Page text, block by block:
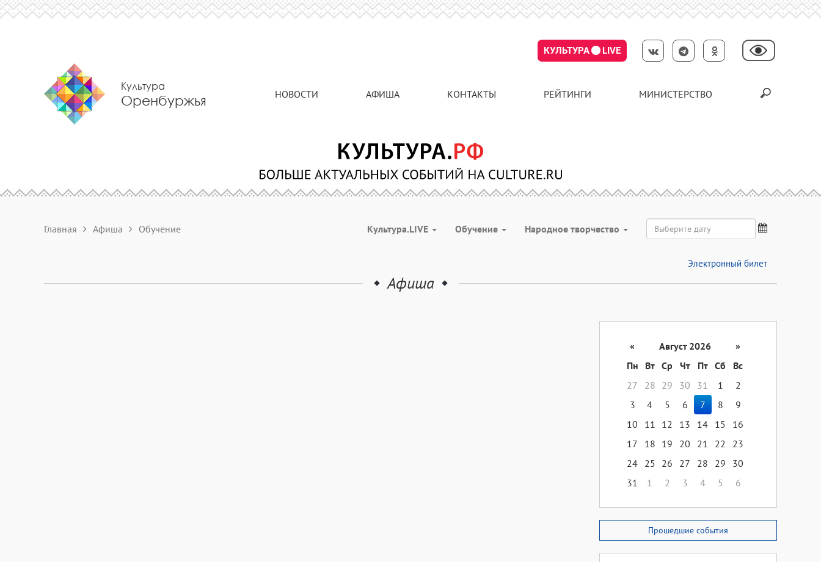
КУЛЬТУРА LIVE
Культура
Оренбуржья НОВОСТИ АФИША КОНТАКТЫ РЕЙТИНГИ МИНИСТЕРСТВО
Главная Афиша Обучение Культура.LIVE Обучение Народное творчество
Электронный билет
Афиша
« Август 2026
»
Пн
Вт Ср Чт Пт Сб
Вс
27
28 29 30 31 1
2
3
4 5 6 7 8
9
10
11 12 13 14 15
16
17
18 19 20 21 22
23
24 25 26 27 28 29
30
31
1 2 3 4 5 6
Прошедшие события